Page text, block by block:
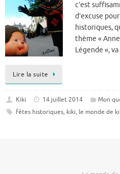
c’est
d’excuse
historiques,
thème «
Légende »,
Lire la suite
Kiki 14 juillet 2014
Mon
fêtes historiques, kiki, le monde de